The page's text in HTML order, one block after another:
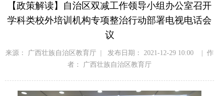
【政策解读】自治区双减工作领导小组办公室召开
学科类校外培训机构专项整治行动部署电视电话会
议
来源： 广西壮族自治区教育厅 | 发布日期： 2021-12-29 10:00 | 作
者： 广西壮族自治区教育厅